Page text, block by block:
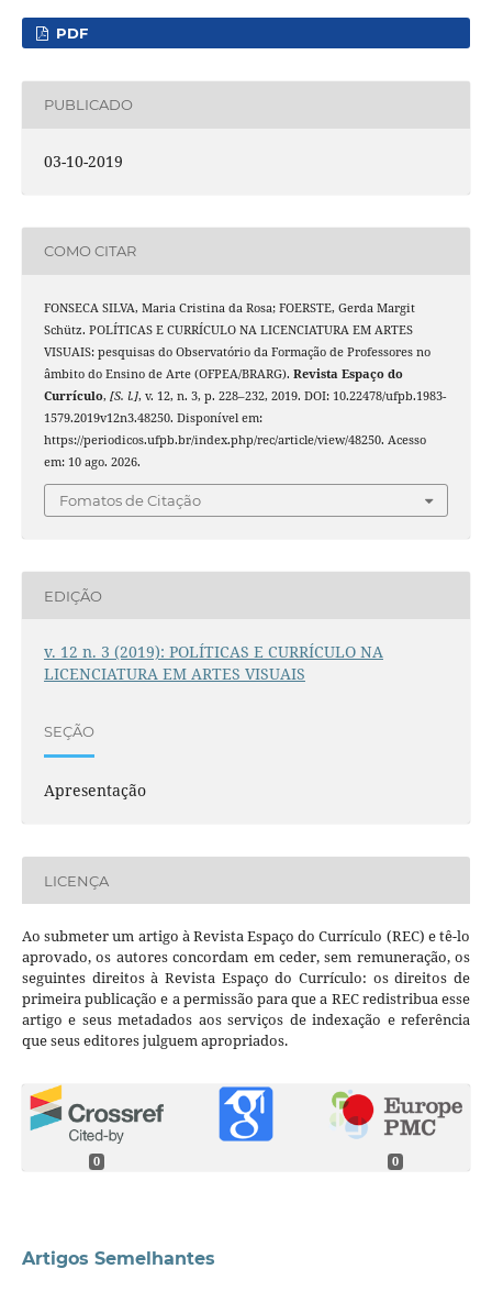
PDF
PUBLICADO
03-10-2019
COMO CITAR
FONSECA SILVA, Maria Cristina da Rosa; FOERSTE, Gerda Margit
Schütz. POLÍTICAS E CURRÍCULO NA LICENCIATURA EM ARTES
VISUAIS: pesquisas do Observatório da Formação de Professores no
âmbito do Ensino de Arte (OFPEA/BRARG). Revista Espaço do
Currículo, [S. l.], v. 12, n. 3, p. 228–232, 2019. DOI: 10.22478/ufpb.1983-
1579.2019v12n3.48250. Disponível em:
https://periodicos.ufpb.br/index.php/rec/article/view/48250. Acesso
em: 10 ago. 2026.
Fomatos de Citação
EDIÇÃO
v. 12 n. 3 (2019): POLÍTICAS E CURRÍCULO NA
LICENCIATURA EM ARTES VISUAIS
SEÇÃO
Apresentação
LICENÇA
Ao submeter um artigo à Revista Espaço do Currículo (REC) e tê-lo
aprovado, os autores concordam em ceder, sem remuneração, os
seguintes direitos à Revista Espaço do Currículo: os direitos de
primeira publicação e a permissão para que a REC redistribua esse
artigo e seus metadados aos serviços de indexação e referência
que seus editores julguem apropriados.
0 0
Artigos Semelhantes